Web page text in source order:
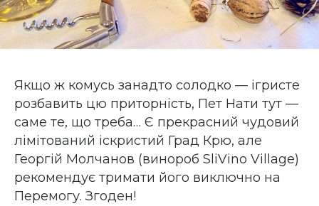
Якщо ж комусь занадто солодко — ігристе
розбавить цю приторність, Пет Нати тут —
саме те, що треба… Є прекрасний чудовий
лімітований іскристий Град Крю, але
Георгій Молчанов (винороб SliVino Village)
рекомендує тримати його виключно на
Перемогу. Згоден!